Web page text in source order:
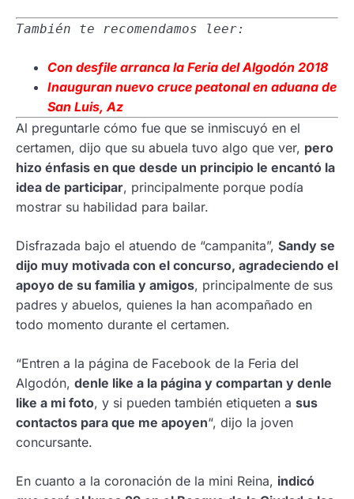
También te recomendamos leer:
Con desfile arranca la Feria del Algodón 2018
Inauguran nuevo cruce peatonal en aduana de
San Luis, Az
Al preguntarle cómo fue que se inmiscuyó en el
certamen, dijo que su abuela tuvo algo que ver, pero
hizo énfasis en que desde un principio le encantó la
idea de participar, principalmente porque podía
mostrar su habilidad para bailar.
Disfrazada bajo el atuendo de “campanita”, Sandy se
dijo muy motivada con el concurso, agradeciendo el
apoyo de su familia y amigos, principalmente de sus
padres y abuelos, quienes la han acompañado en
todo momento durante el certamen.
“Entren a la página de Facebook de la Feria del
Algodón, denle like a la página y compartan y denle
like a mi foto, y si pueden también etiqueten a sus
contactos para que me apoyen“, dijo la joven
concursante.
En cuanto a la coronación de la mini Reina, indicó